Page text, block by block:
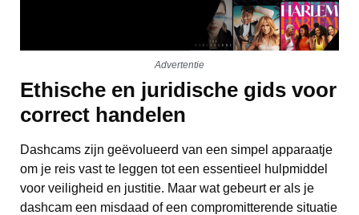
Advertentie
Ethische en juridische gids voor
correct handelen
Dashcams zijn geëvolueerd van een simpel apparaatje
om je reis vast te leggen tot een essentieel hulpmiddel
voor veiligheid en justitie. Maar wat gebeurt er als je
dashcam een misdaad of een compromitterende situatie